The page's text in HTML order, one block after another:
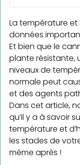
La température et
données
Et bien que le
plante résistante,
niveaux de
normale peut
et des agents
Dans cet article,
qu’il y a à savoir
température et
les stades de
même après !